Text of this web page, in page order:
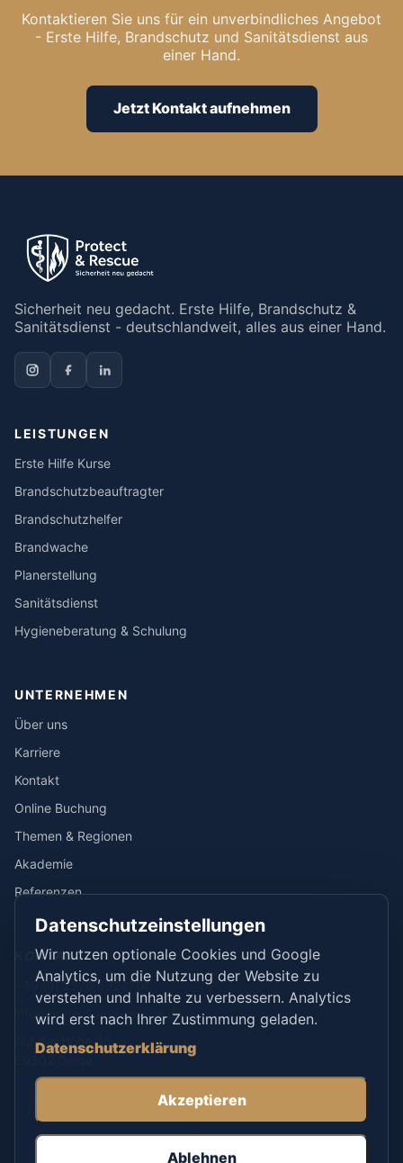
Kontaktieren Sie uns für ein unverbindliches Angebot
- Erste Hilfe, Brandschutz und Sanitätsdienst aus
einer Hand.
Jetzt Kontakt aufnehmen
Sicherheit neu gedacht. Erste Hilfe, Brandschutz &
Sanitätsdienst - deutschlandweit, alles aus einer Hand.
LEISTUNGEN
Erste Hilfe Kurse
Brandschutzbeauftragter
Brandschutzhelfer
Brandwache
Planerstellung
Sanitätsdienst
Hygieneberatung & Schulung
UNTERNEHMEN
Über uns
Karriere
Kontakt
Online Buchung
Themen & Regionen
Akademie
Referenzen
KONTAKT
+49 (0) 2520 6924114
info@protect-and-rescue.de
Auf der Höhe 35
© 2026 Protect & Rescue Jungfermann UG. Alle Rechte
Datenschutzeinstellungen
Wir nutzen optionale Cookies und Google
Analytics, um die Nutzung der Website zu
verstehen und Inhalte zu verbessern. Analytics
wird erst nach Ihrer Zustimmung geladen.
Datenschutzerklärung
Ablehnen
Akzeptieren